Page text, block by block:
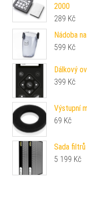
2000
289 Kč
Nádoba
599 Kč
Dálkový
399 Kč
Výstupní
69 Kč
Sada
5 199 Kč